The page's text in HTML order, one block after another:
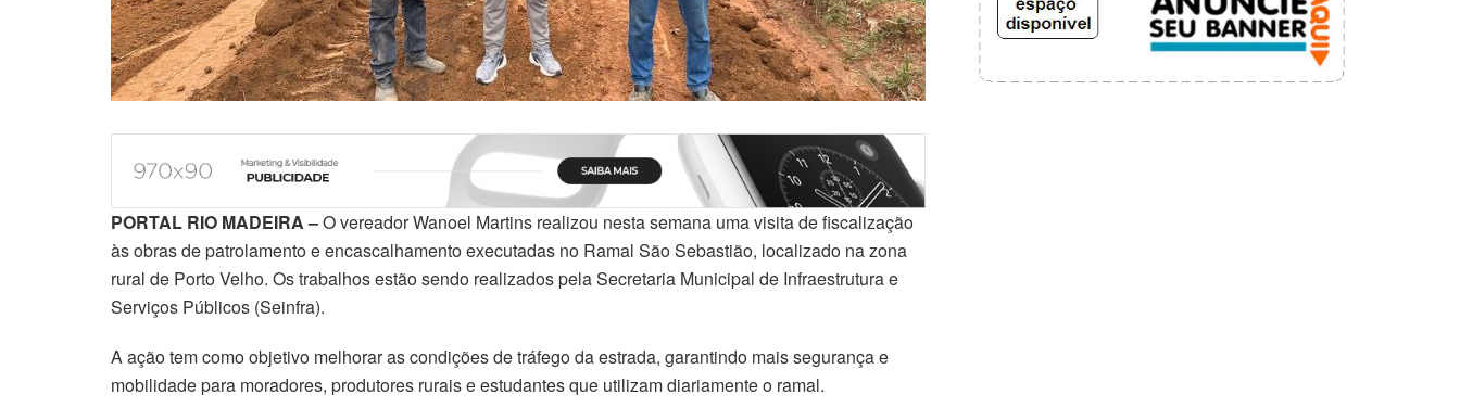
PORTAL RIO MADEIRA –O vereador Wanoel Martins realizou nesta semana uma visita de fiscalização
às obras de patrolamento e encascalhamento executadas no Ramal São Sebastião, localizado na zona
rural de Porto Velho. Os trabalhos estão sendo realizados pela Secretaria Municipal de Infraestrutura e
Serviços Públicos (Seinfra).
A ação tem como objetivo melhorar as condições de tráfego da estrada, garantindo mais segurança e
mobilidade para moradores, produtores rurais e estudantes que utilizam diariamente o ramal.